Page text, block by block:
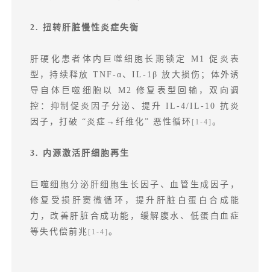
2. 扭转肝脏慢性炎症失衡
肝硬化患者体内巨噬细胞长期锁定 M1 促炎表
型，持续释放 TNF-α、IL-1β 放大损伤；体外诱
导自体巨噬细胞以 M2 修复表型回输，双向调
控：抑制促炎因子分泌、提升 IL-4/IL-10 抗炎
因子，打破 “炎症→纤维化” 恶性循环 [1-4] 。
3. 内源激活肝细胞再生
巨噬细胞分泌肝细胞生长因子、血管生成因子，
修复受损肝窦微循环，提升肝脏白蛋白合成能
力，改善肝脏合成功能，缓解腹水、低蛋白血症
等失代偿前兆 [1-4] 。